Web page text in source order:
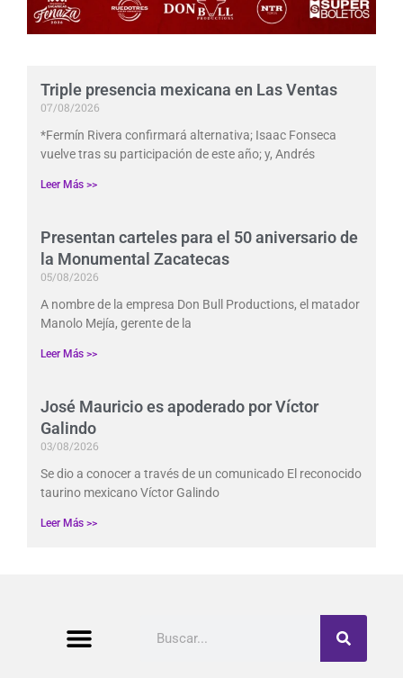
Triple presencia mexicana en Las Ventas
07/08/2026
*Fermín Rivera confirmará alternativa; Isaac Fonseca
vuelve tras su participación de este año; y, Andrés
Leer Más >>
Presentan carteles para el 50 aniversario de
la Monumental Zacatecas
05/08/2026
A nombre de la empresa Don Bull Productions, el matador
Manolo Mejía, gerente de la
Leer Más >>
José Mauricio es apoderado por Víctor
Galindo
03/08/2026
Se dio a conocer a través de un comunicado El reconocido
taurino mexicano Víctor Galindo
Leer Más >>